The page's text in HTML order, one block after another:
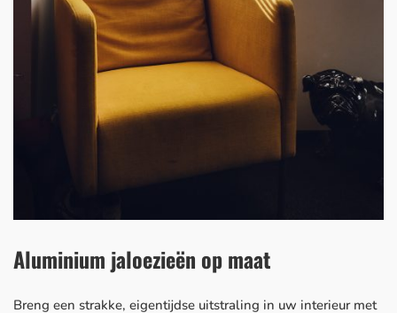
Aluminium jaloezieën op maat
Breng een strakke, eigentijdse uitstraling in uw interieur met